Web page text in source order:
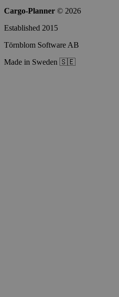
Cargo-Planner © 2026
Established 2015
Törnblom Software AB
Made in Sweden 🇸🇪